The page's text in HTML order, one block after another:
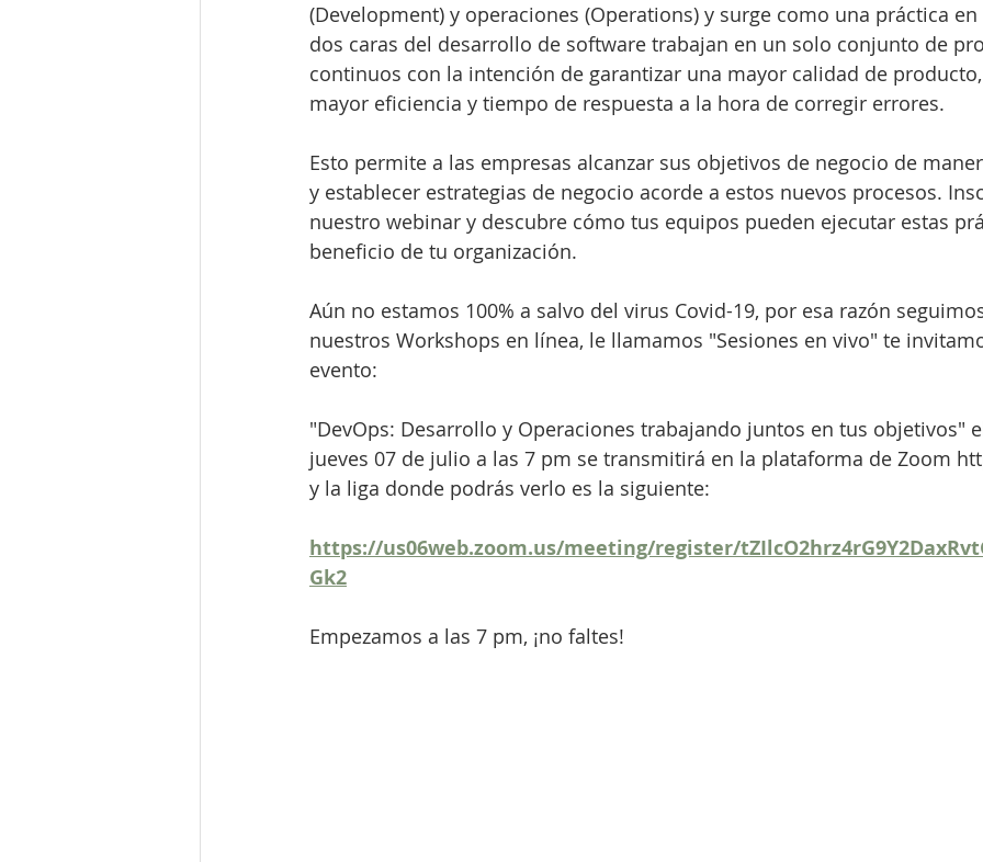
(Development) y operaciones (Operations) y surge como una práctica en
dos caras del desarrollo de software trabajan en un solo conjunto de
continuos con la intención de garantizar una mayor calidad de
mayor eficiencia y tiempo de respuesta a la hora de corregir errores.
Esto permite a las empresas alcanzar sus objetivos de negocio de
y establecer estrategias de negocio acorde a estos nuevos procesos.
nuestro webinar y descubre cómo tus equipos pueden ejecutar estas
beneficio de tu organización.
Aún no estamos 100% a salvo del virus Covid-19, por esa razón
nuestros Workshops en línea, le llamamos "Sesiones en vivo" te
evento:
"DevOps: Desarrollo y Operaciones trabajando juntos en tus objetivos"
jueves 07 de julio a las 7 pm se transmitirá en la plataforma de Zoom
y la liga donde podrás verlo es la siguiente:
https://us06web.zoom.us/meeting/register/
Gk2
Empezamos a las 7 pm, ¡no faltes!